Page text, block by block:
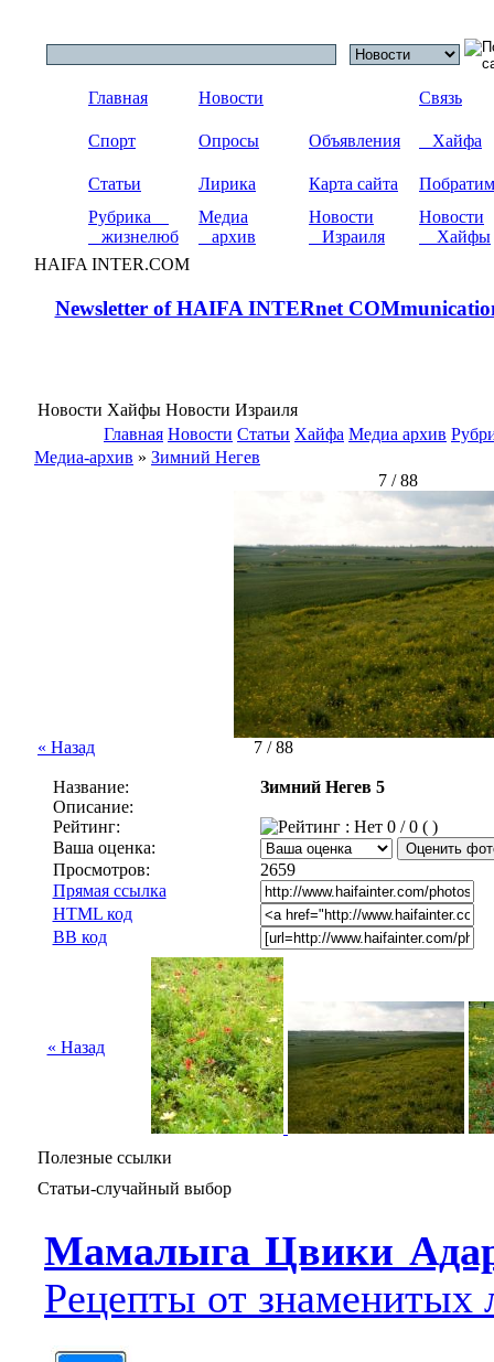
Главная Новости Связь
Спорт Опросы Объявления Хайфа
Статьи Лирика Карта сайта
Рубрика
жизнелюб
Медиа
архив
Новости
Израиля
Новости
Хайфы
HAIFA INTER.COM
Newsletter of HAIFA INTERnet
Новости Хайфы Новости Израиля
Главная Новости Статьи Хайфа Медиа архив
Медиа-архив » Зимний Негев
7 / 88
« Назад 7 / 88
Название:
Зимний Негев 5
Описание:
Рейтинг:
0 / 0 ( )
Ваша оценка:
Просмотров:
2659
Прямая ссылка
HTML код
BB код
« Назад
Полезные ссылки
Статьи-случайный выбор
Мамалыга Цвики
Рецепты от знаменитых